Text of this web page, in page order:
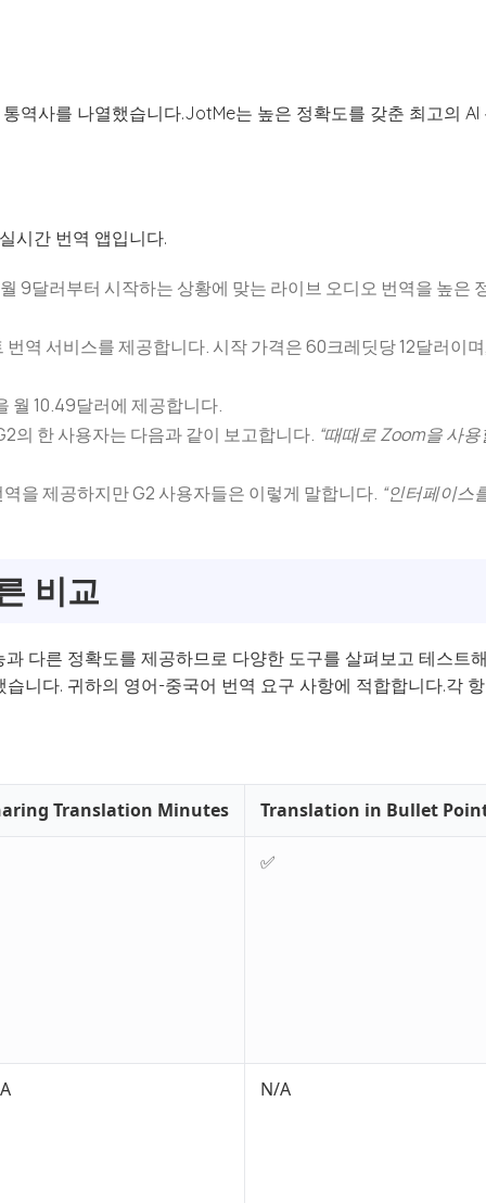
역사를 나열했습니다.JotMe는 높은 정확도를 갖춘 최고의
시간 번역 앱입니다.
9달러부터 시작하는 상황에 맞는 라이브 오디오 번역을 높은
역 서비스를 제공합니다. 시작 가격은 60크레딧당 12달러이
월 10.49달러에 제공합니다.
의 한 사용자는 다음과 같이 보고합니다. “때때로 Zoom을 사
을 제공하지만 G2 사용자들은 이렇게 말합니다. “인터페이스
비교
다른 정확도를 제공하므로 다양한 도구를 살펴보고 테스트
습니다. 귀하의 영어-중국어 번역 요구 사항에 적합합니다.각
Translation Minutes Translation in Bullet
✅
N/A